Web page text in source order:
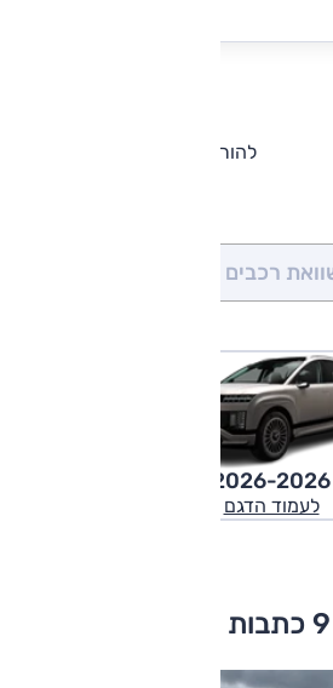
להורדת קטלוג יונדאי איוניק 9
רכבים
2026-2026
לעמוד הדגם